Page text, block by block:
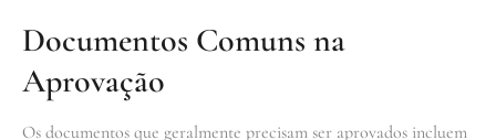
Documentos Comuns na
Aprovação
Os documentos que geralmente precisam ser aprovados incluem